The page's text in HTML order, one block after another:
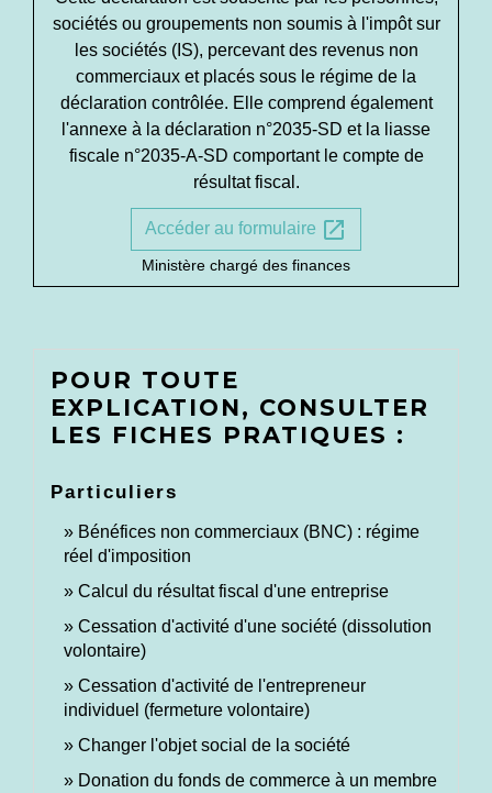
sociétés ou groupements non soumis à l'impôt sur
les sociétés (IS), percevant des revenus non
commerciaux et placés sous le régime de la
déclaration contrôlée. Elle comprend également
l'annexe à la déclaration n°2035-SD et la liasse
fiscale n°2035-A-SD comportant le compte de
résultat fiscal.
Accéder au formulaire open_in_new
Ministère chargé des finances
POUR TOUTE
EXPLICATION, CONSULTER
LES FICHES PRATIQUES :
Particuliers
Bénéfices non commerciaux (BNC) : régime
réel d'imposition
Calcul du résultat fiscal d'une entreprise
Cessation d'activité d'une société (dissolution
volontaire)
Cessation d'activité de l'entrepreneur
individuel (fermeture volontaire)
Changer l'objet social de la société
Donation du fonds de commerce à un membre